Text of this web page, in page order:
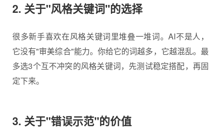
2. 关于"风格关键词"的选择
很多新手喜欢在风格关键词里堆叠一堆词。AI不是人，
它没有"审美综合"能力。你给它的词越多，它越混乱。最
多选3个互不冲突的风格关键词，先测试稳定搭配，再固
定下来。
3. 关于"错误示范"的价值